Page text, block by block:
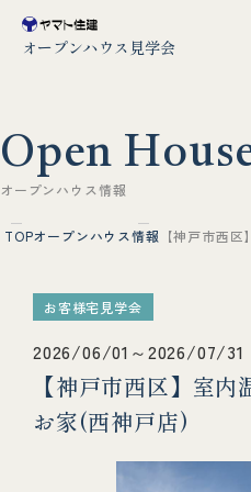
オープンハウス見学会
Open Hous
オー プンハ ウ ス情報
TOPオープンハウス情報 【神戸市西
お客様宅見学会
2026/06/01～2026/07/31
【神戸市西区】室
お家(西神戸店)